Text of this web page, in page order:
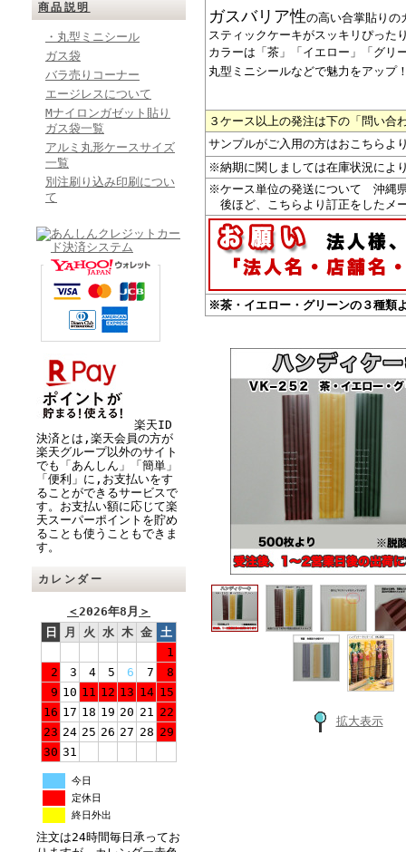
商品説明
・丸型ミニシール
ガス袋
バラ売りコーナー
エージレスについて
Mナイロンガゼット貼り
ガス袋一覧
アルミ丸形ケースサイズ
一覧
別注刷り込み印刷につい
て
楽天ID
決済とは,楽天会員の方が
楽天グループ以外のサイト
でも「あんしん」「簡単」
「便利」に,お支払いをす
ることができるサービスで
す。お支払い額に応じて楽
天スーパーポイントを貯め
ることも使うこともできま
す。
カレンダー
＜2026年8月 ＞
日
月 火 水 木 金 土
1
2
3 4 5 6 7
8
9 10 11 12 13 14 15
16 17 18 19 20 21 22
23 24 25 26 27 28 29
30 31
今日
定休日
終日外出
注文は24時間毎日承ってお
ガスバリア性の高い合掌貼りの
スティックケーキがスッキリぴった
カラーは「茶」「イエロー」「グリ
丸型ミニシールなどで魅力をアップ
３ケース以上の発注は下の「問い合
サンプルがご入用の方はおこちらよ
※納期に関しましては在庫状況によ
※ケース単位の発送について 沖縄
後ほど、こちらより訂正をしたメ
※茶・イエロー・グリーンの３種類
拡大表示